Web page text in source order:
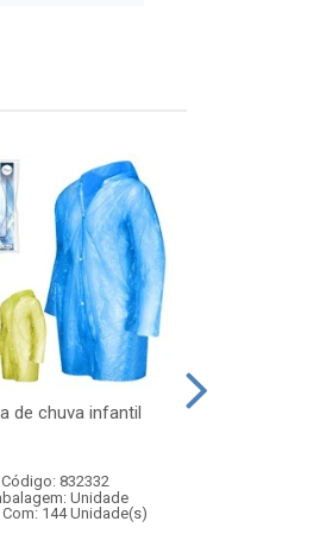
de chuva infantil
Código: 832332
Unidade
Com: 144 Unidade(s)